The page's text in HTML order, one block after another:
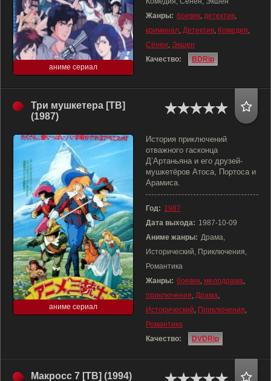
аниме сериал
Жанры: боевик, детектив,
криминал, Детектив, Комедия,
Сёнен, Экшен
Качество:
BDRip
Три мушкетера [ТВ]
(1987)
аниме сериал
История приключений
отважного гасконца
Д’Артаньяна и его друзей-
мушкетёров Атоса, Портоса и
Арамиса.
Год: 1987
Дата выхода: 1987-10-09
Аниме жанры: Драма,
Исторический, Приключения,
Романтика
Жанры: боевик, мелодрама,
приключения, Драма,
Исторический, Приключения,
Романтика
Качество:
DVDRip
Макросс 7 [ТВ] (1994)